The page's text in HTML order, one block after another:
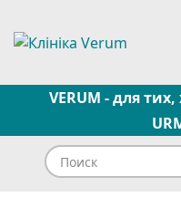
VERUM - для